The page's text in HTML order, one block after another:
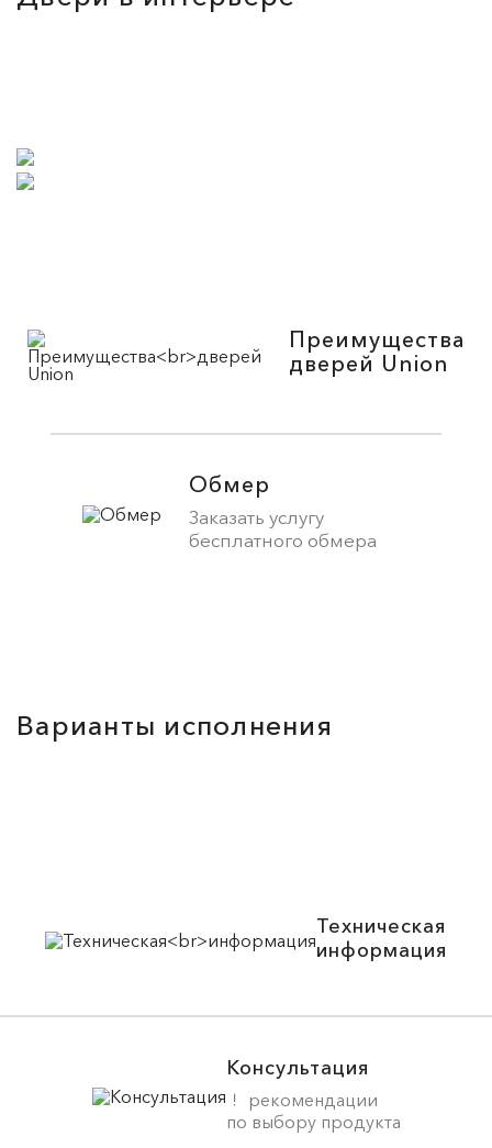
Преимущества
дверей Union
Обмер
Заказать услугу
бесплатного обмера
Варианты исполнения
Техническая
информация
Консультация
рекомендации
по выбору продукта